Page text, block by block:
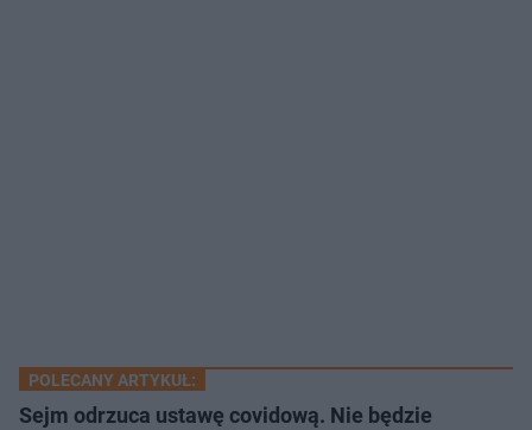
POLECANY ARTYKUŁ:
Sejm odrzuca ustawę covidową. Nie będzie